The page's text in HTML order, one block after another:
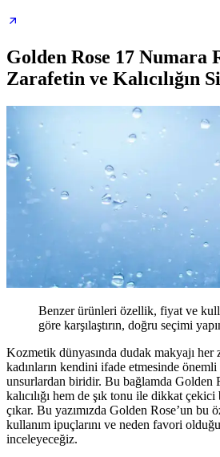
Golden Rose 17
Zarafetin ve Kalıcılığın
Benzer ürünleri özellik, fiyat ve
göre karşılaştırın, doğru seçimi
Kozmetik dünyasında dudak makyajı her
kadınların kendini ifade etmesinde
unsurlardan biridir. Bu bağlamda Golden
kalıcılığı hem de şık tonu ile dikkat
çıkar. Bu yazımızda Golden Rose’un bu
kullanım ipuçlarını ve neden favori
inceleyeceğiz.